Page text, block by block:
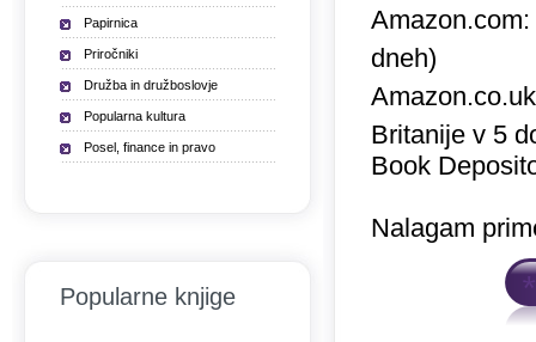
Amazon.com:
dneh)
Britanije v 5
Book
Nalagam
Papirnica
Priročniki
Družba in družboslovje
Popularna kultura
Posel, finance in pravo
Popularne knjige